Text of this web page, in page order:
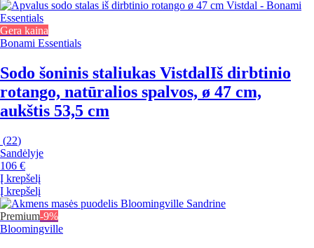
Gera kaina
Bonami Essentials
Sodo šoninis staliukas VistdalIš dirbtinio
rotango, natūralios spalvos, ø 47 cm,
aukštis 53,5 cm
(22)
Sandėlyje
106 €
Į krepšelį
Į krepšelį
Premium-9%
Bloomingville